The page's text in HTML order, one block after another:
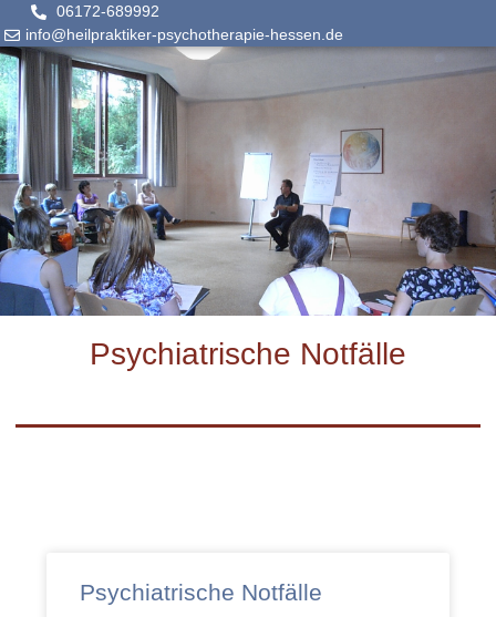
06172-689992
info@heilpraktiker-psychotherapie-hessen.de
Psychiatrische Notfälle
Psychiatrische Notfälle